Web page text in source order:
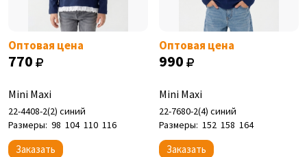
Оптовая цена
770
Mini Maxi
22-4408-2(2) синий
Размеры: 98 104 110 116
Заказать
Оптовая цена
990
Mini Maxi
22-7680-2(4) синий
Размеры: 152 158 164
Заказать